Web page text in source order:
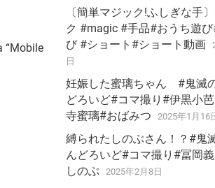
“Mobile
〔簡単マジック!ふしぎな手
ク #magic #手品#おうち遊
び #ショート#ショート動画
日
妊娠した蜜璃ちゃん #鬼滅
どろいど#コマ撮り#伊黒小
寺蜜璃#おばみつ
2025年1月16
縛られたしのぶさん！？#鬼
んどろいど#コマ撮り#冨岡
しのぶ
2025年2月8日